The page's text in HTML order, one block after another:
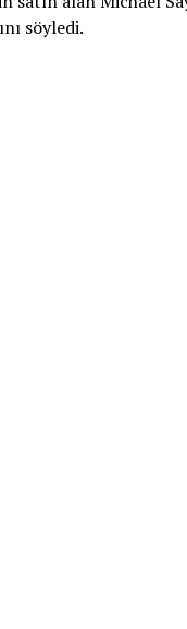
söyledi.